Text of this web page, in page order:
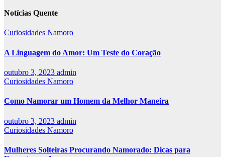
Notícias Quente
Curiosidades Namoro
A Linguagem do Amor: Um Teste do Coração
outubro 3, 2023 admin
Curiosidades Namoro
Como Namorar um Homem da Melhor Maneira
outubro 3, 2023 admin
Curiosidades Namoro
Mulheres Solteiras Procurando Namorado: Dicas para